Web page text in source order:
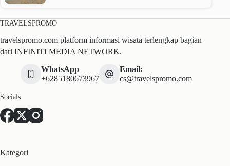
TRAVELSPROMO
travelspromo.com platform informasi wisata terlengkap bagian
dari INFINITI MEDIA NETWORK.
WhatsApp
+6285180673967
Email:
cs@travelspromo.com
Socials
Kategori